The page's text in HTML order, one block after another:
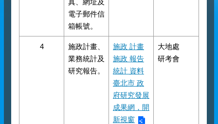
真、網址及
電子郵件信
箱帳號。
4
施政計畫、
業務統計及
研究報告。
施政 計畫
施政 報告
統計 資料
臺北市 政
府研究發展
成果網，開
新視窗
大地處
研考會